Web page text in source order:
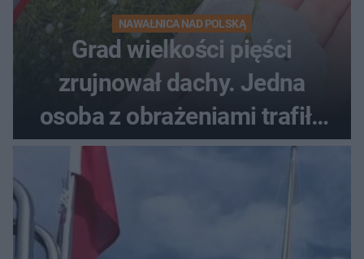
NAWAŁNICA NAD POLSKĄ
Grad wielkości pięści
zrujnował dachy. Jedna
osoba z obrażeniami trafiła
do szpitala